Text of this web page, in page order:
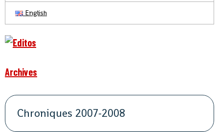
English
Archives
Chroniques 2007-2008